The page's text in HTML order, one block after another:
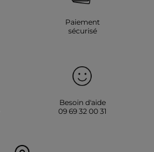
Paiement
sécurisé
Besoin d'aide
09 69 32 00 31